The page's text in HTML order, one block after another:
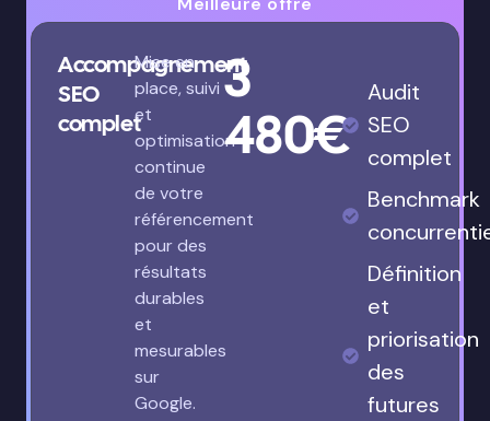
Accompagnement
SEO
complet
Mise en
place, suivi
et
optimisation
continue
de votre
référencement
pour des
résultats
durables
et
mesurables
sur
Google.
3
480€
Audit
SEO
complet
Benchmark
Définition
et
priorisation
des
futures